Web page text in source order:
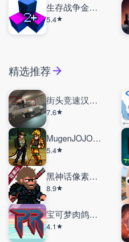
生存战争金属狂潮
5.4
精选推荐
街头竞速汉化版
7.6
MugenJOJO别天止水改
5.4
黑神话像素版花果山
8.9
宝可梦肉鸽护肝版
4.1